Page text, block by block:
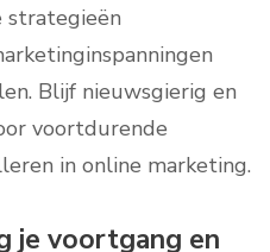
strategieën
Blijf nieuwsgierig en
voortdurende
in online marketing.
je voortgang en